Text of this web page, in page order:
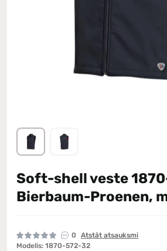
Soft-shell veste
Bierbaum-Proenen,
0 Atstāt atsauksmi
Modelis: 1870-572-32